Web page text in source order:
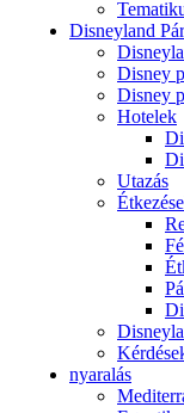
Disneyland
Disney
Disney
Hotelek
Utazás
nyaralás